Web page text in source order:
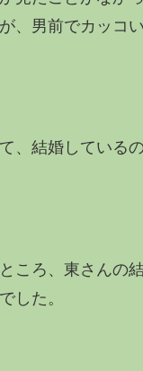
、男前でカッコい
、結婚している
ころ、東さんの
した。